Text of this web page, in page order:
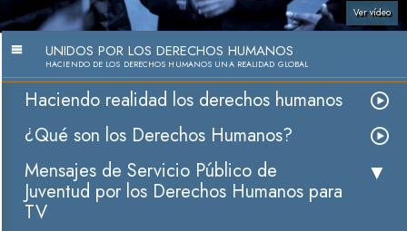
Ver vídeo
UNIDOS POR LOS DERECHOS HUMANOS
HACIENDO DE LOS DERECHOS HUMANOS UNA REALIDAD GLOBAL
Haciendo realidad los derechos humanos
¿Qué son los Derechos Humanos?
Mensajes de Servicio Público de
Juventud por los Derechos Humanos para
TV